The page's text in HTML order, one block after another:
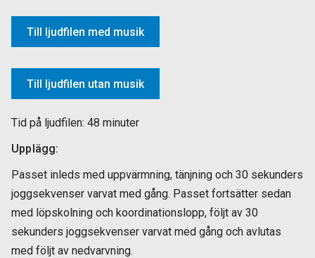
Till ljudfilen med musik
Till ljudfilen utan musik
Tid på ljudfilen: 48 minuter
Upplägg:
Passet inleds med uppvärmning, tänjning och 30 sekunders
joggsekvenser varvat med gång. Passet fortsätter sedan
med löpskolning och koordinationslopp, följt av 30
sekunders joggsekvenser varvat med gång och avlutas
med följt av nedvarvning.